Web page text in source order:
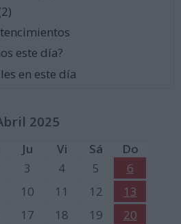
este día?
en este día
2025
Ju Vi Sá
Do
3 4 5
6
10 11 12
13
17 18 19
20